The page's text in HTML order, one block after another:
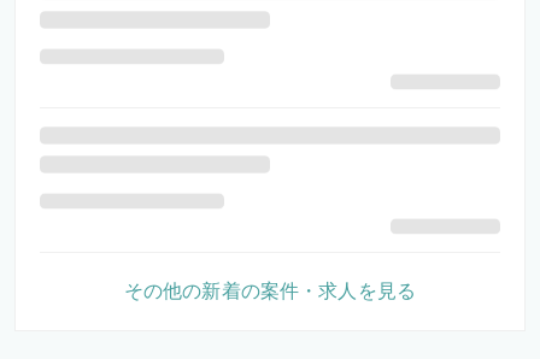
その他の新着の案件・求人を見る